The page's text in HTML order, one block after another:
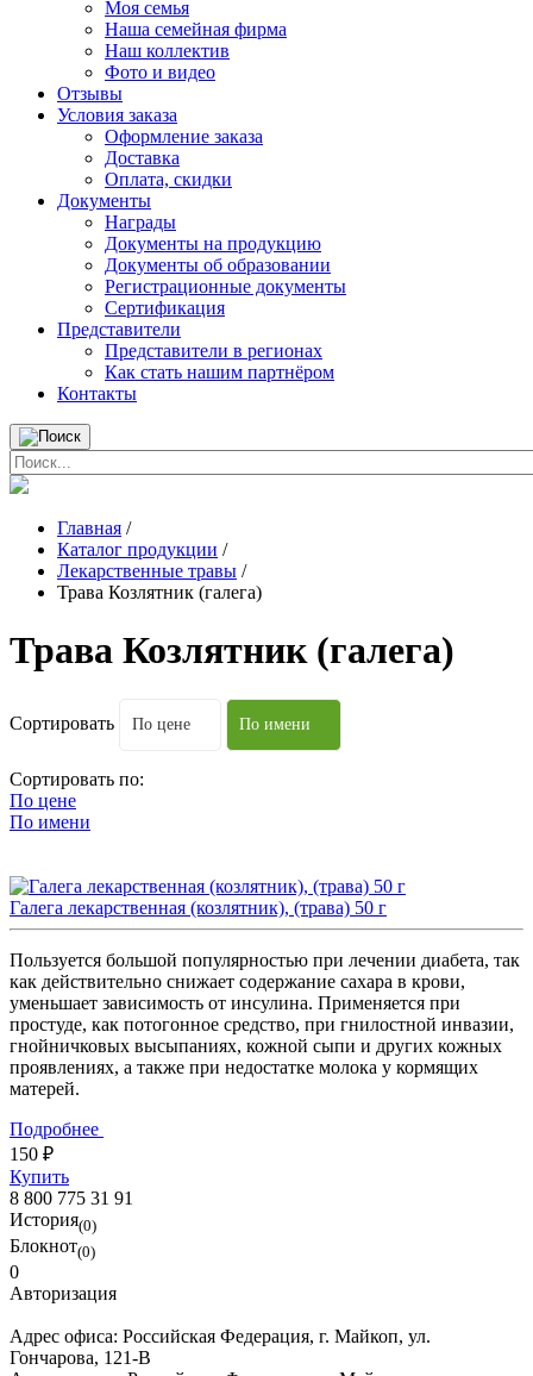
Моя семья
Наша семейная фирма
Наш коллектив
Фото и видео
Отзывы
Условия заказа
Оформление заказа
Доставка
Оплата, скидки
Документы
Награды
Документы на продукцию
Документы об образовании
Регистрационные документы
Сертификация
Представители
Представители в регионах
Как стать нашим партнёром
Контакты
Главная /
Каталог продукции /
Лекарственные травы /
Трава Козлятник (галега)
Трава Козлятник (галега)
Сортировать По цене По имени
Сортировать по:
По цене
По имени
Галега лекарственная (козлятник), (трава) 50 г
Пользуется большой популярностью при лечении диабета, так
как действительно снижает содержание сахара в крови,
уменьшает зависимость от инсулина. Применяется при
простуде, как потогонное средство, при гнилостной инвазии,
гнойничковых высыпаниях, кожной сыпи и других кожных
проявлениях, а также при недостатке молока у кормящих
матерей.
Подробнее
150 ₽
Купить
8 800 775 31 91
История(0)
Блокнот(0)
0
Авторизация
Адрес офиса: Российская Федерация, г. Майкоп, ул.
Гончарова, 121-В